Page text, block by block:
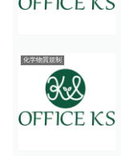
化学物質規制